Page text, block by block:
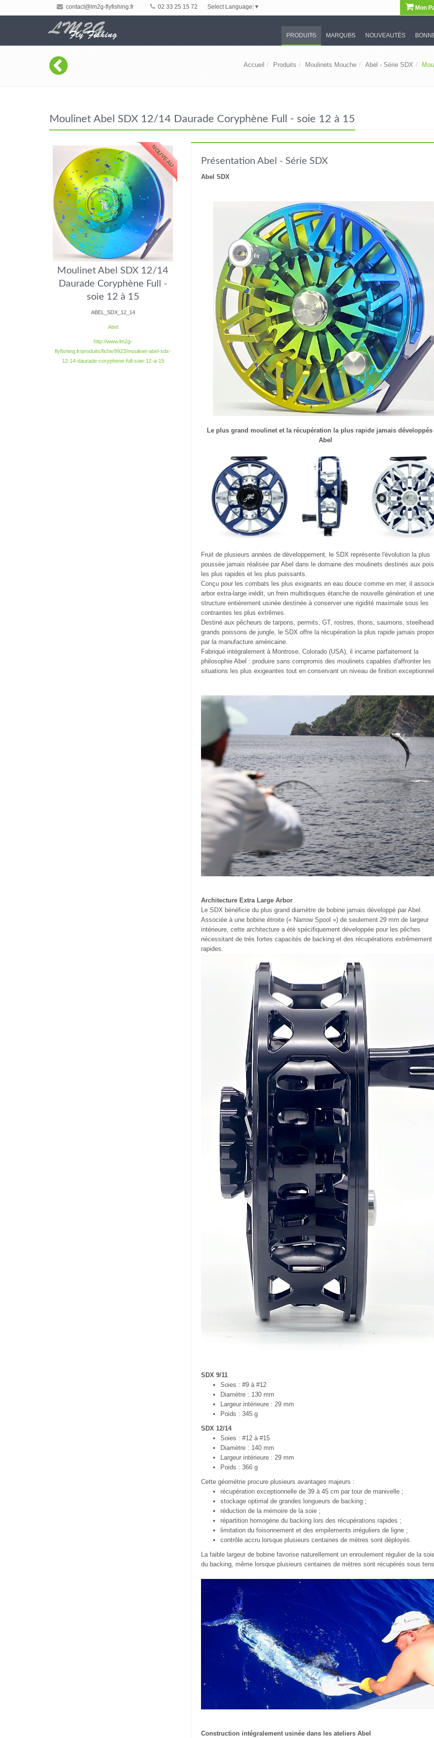
contact@lm2g-flyfishing.fr 02 33 25 15 72 Select Language ▼ Mon
PRODUITS MARQUES NOUVEAUTÉS
Accueil Produits Moulinets Mouche Abel - Série SDX
Moulinet Abel SDX 12/14 Daurade Coryphène Full - soie 12 à 15
NOUVEAU
Moulinet Abel SDX 12/14
Daurade Coryphène Full -
soie 12 à 15
ABEL_SDX_12_14
Abel
http://www.lm2g-
flyfishing.fr/produits/fiche/9923/moulinet-abel-sdx-
12-14-daurade-coryphene-full-soie-12-a-15
Présentation Abel - Série SDX
Abel SDX
Le plus grand moulinet et la récupération la plus rapide jamais développés
Abel
Fruit de plusieurs années de développement, le SDX représente l'évolution la plus
poussée jamais réalisée par Abel dans le domaine des moulinets destinés aux
les plus rapides et les plus puissants.
Conçu pour les combats les plus exigeants en eau douce comme en mer, il
arbor extra-large inédit, un frein multidisques étanche de nouvelle génération et une
structure entièrement usinée destinée à conserver une rigidité maximale sous les
contraintes les plus extrêmes.
Destiné aux pêcheurs de tarpons, permits, GT, rostres, thons, saumons,
grands poissons de jungle, le SDX offre la récupération la plus rapide jamais
par la manufacture américaine.
Fabriqué intégralement à Montrose, Colorado (USA), il incarne parfaitement la
philosophie Abel : produire sans compromis des moulinets capables d'affronter les
situations les plus exigeantes tout en conservant un niveau de finition
Architecture Extra Large Arbor
Le SDX bénéficie du plus grand diamètre de bobine jamais développé par Abel.
Associée à une bobine étroite (« Narrow Spool ») de seulement 29 mm de largeur
intérieure, cette architecture a été spécifiquement développée pour les pêches
nécessitant de très fortes capacités de backing et des récupérations extrêmement
rapides.
SDX 9/11
Soies : #9 à #12
Diamètre : 130 mm
Largeur intérieure : 29 mm
Poids : 345 g
SDX 12/14
Soies : #12 à #15
Diamètre : 140 mm
Largeur intérieure : 29 mm
Poids : 366 g
Cette géométrie procure plusieurs avantages majeurs :
récupération exceptionnelle de 39 à 45 cm par tour de manivelle ;
stockage optimal de grandes longueurs de backing ;
réduction de la mémoire de la soie ;
répartition homogène du backing lors des récupérations rapides ;
limitation du foisonnement et des empilements irréguliers de ligne ;
contrôle accru lorsque plusieurs centaines de mètres sont déployés.
La faible largeur de bobine favorise naturellement un enroulement régulier de la
du backing, même lorsque plusieurs centaines de mètres sont récupérés sous
Construction intégralement usinée dans les ateliers Abel